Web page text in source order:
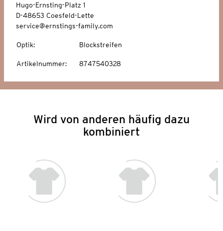
Hugo-Ernsting-Platz 1
D-48653 Coesfeld-Lette
service@ernstings-family.com
Optik: Blockstreifen
Artikelnummer: 8747540328
Wird von anderen häufig dazu
kombiniert